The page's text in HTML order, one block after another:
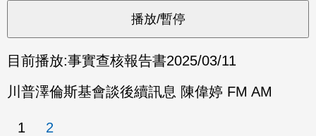
目前播放:事實查核報告書2025/03/11
川普澤倫斯基會談後續訊息 陳偉婷 FM AM
1 2